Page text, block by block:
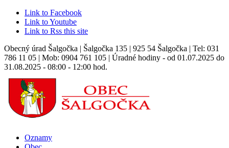
Link to Facebook
Link to Youtube
Link to Rss this site
Obecný úrad Šalgočka | Šalgočka 135 | 925 54 Šalgočka | Tel: 031
786 11 05 | Mob: 0904 761 105 | Úradné hodiny - od 01.07.2025 do
31.08.2025 - 08:00 - 12:00 hod.
Oznamy